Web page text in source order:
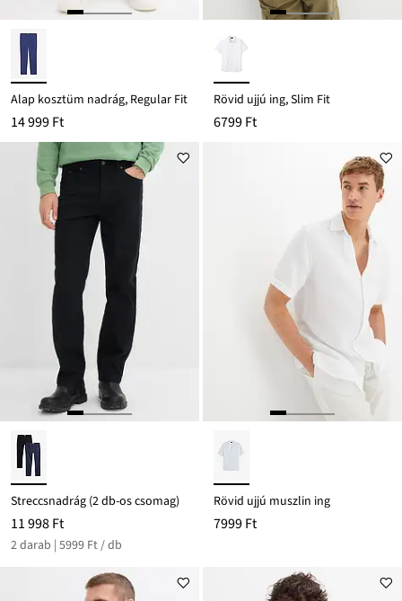
Alap kosztüm nadrág, Regular Fit
14 999 Ft
Rövid ujjú ing, Slim Fit
6799 Ft
Streccsnadrág (2 db-os csomag)
11 998 Ft
2 darab | 5999 Ft / db
Rövid ujjú muszlin ing
7999 Ft